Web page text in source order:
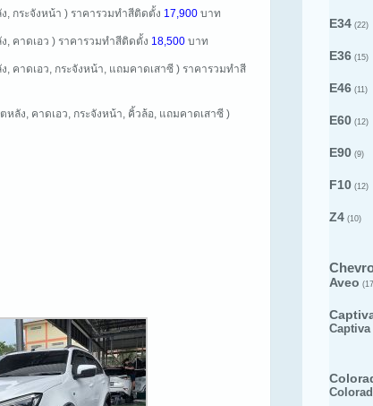
, กระจังหน้า ) ราคารวมทำสีติดตั้ง 17,900 บาท
, คาดเอว ) ราคารวมทำสีติดตั้ง 18,500 บาท
, คาดเอว, กระจังหน้า, แถมคาดเสาซี ) ราคารวมทำสี
หลัง, คาดเอว, กระจังหน้า, คิ้วล้อ, แถมคาดเสาซี )
E34 (22)
E36 (15)
E46 (11)
E60 (12)
E90 (9)
F10 (12)
Z4 (10)
Aveo
Captiva